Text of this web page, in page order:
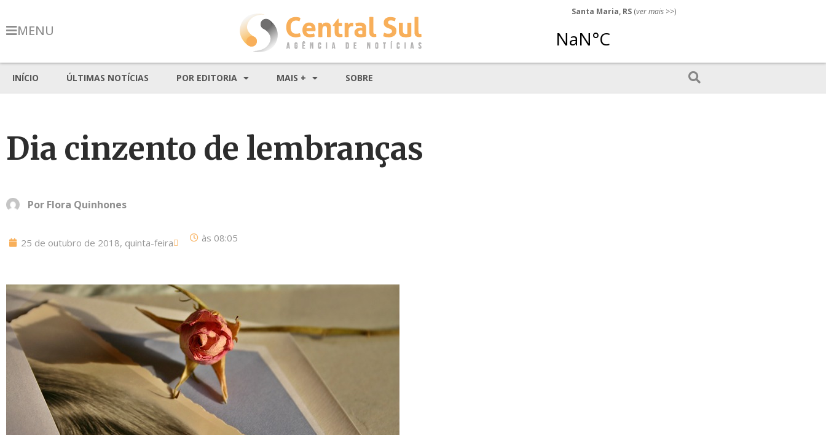
MENU
Santa Maria, RS (ver mais >>)
INÍCIO ÚLTIMAS NOTÍCIAS POR EDITORIA MAIS + SOBRE
Dia cinzento de lembranças
Por Flora Quinhones
25 de outubro de 2018, quinta-feira às 08:05